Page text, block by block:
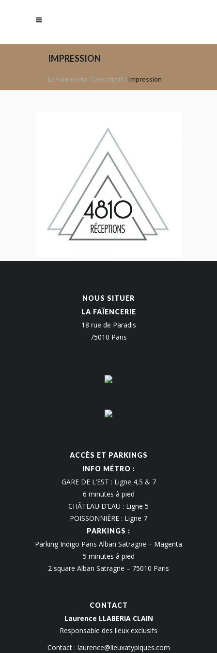
IMPRESSION
La Faiencerie / Descriptif / Impression
NOUS SITUER
LA FAÏENCERIE
18 rue de Paradis
75010 Paris
ACCÈS ET PARKINGS
INFO MÉTRO :
GARE DE L’EST : Ligne 4,5 & 7
6 minutes à pied
CHÂTEAU D’EAU : Ligne 5
POISSONNIÈRE : Ligne 7
PARKINGS :
Parking Indigo Paris Alban Satragne – Magenta
5 minutes à pied
2 square Alban Satragne – 75010 Paris
CONTACT
Laurence LLABERIA CLAIN
Responsable des lieux exclusifs
Contact : laurence@lieuxatypiques.com